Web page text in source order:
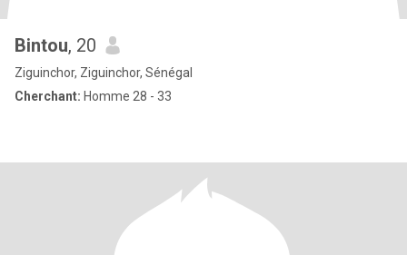
Bintou, 20
Ziguinchor, Ziguinchor, Sénégal
Cherchant: Homme 28 - 33